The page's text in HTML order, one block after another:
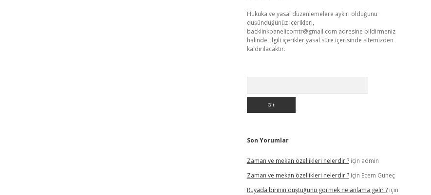
Hukuka ve yasal düzenlemelere aykırı olduğunu
düşündüğünüz içerikleri,
backlinkpanelicomtr@gmail.com adresine bildirmeniz
halinde, ilgili içerikler yasal süre içerisinde sitemizden
kaldırılacaktır.
Son Yorumlar
Zaman ve mekan özellikleri nelerdir ?için admin
Zaman ve mekan özellikleri nelerdir ?için Ecem Güneç
Rüyada birinin düştüğünü görmek ne anlama gelir ?için